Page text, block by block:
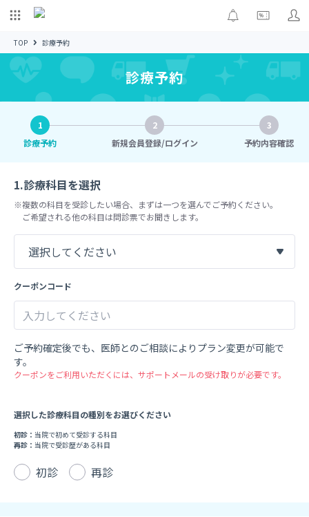
TOP 診療予約
診療予約
1
診療予約
2
新規会員登録/ログイン
3
予約内容確認
1.診療科目を選択
※複数の科目を受診したい場合、まずは一つを選んでご予約ください。
ご希望される他の科目は問診票でお聞きします。
クーポンコード
ご予約確定後でも、医師とのご相談によりプラン変更が可能で
す。
クーポンをご利用いただくには、サポートメールの受け取りが必要です。
選択した診療科目の種別をお選びください
初診： 当院で初めて受診する科目
再診： 当院で受診歴がある科目
初診 再診